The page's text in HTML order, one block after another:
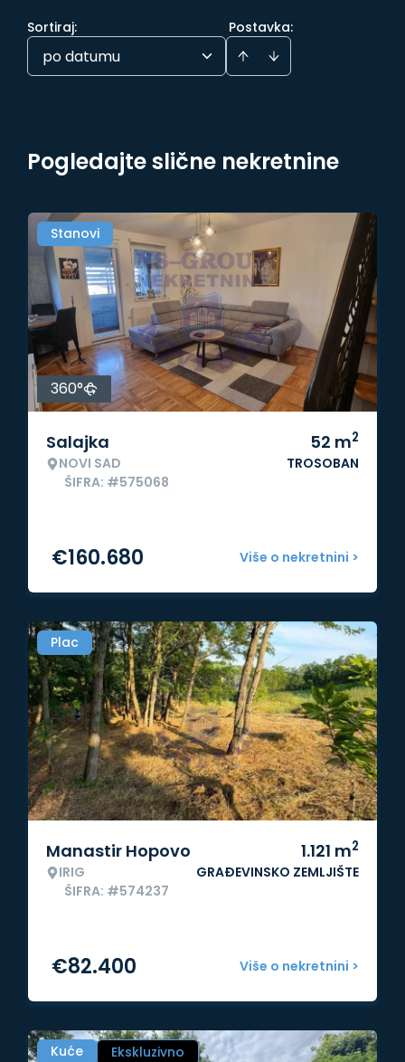
Postavka:
Sortiraj:
po datumu
Pogledajte slične nekretnine
Stanovi
360°
Salajka
NOVI SAD
ŠIFRA: #575068
52 m2
TROSOBAN
Više o nekretnini >
€160.680
Plac
Manastir Hopovo
IRIG
ŠIFRA: #574237
1.121 m2
GRAĐEVINSKO ZEMLJIŠTE
Više o nekretnini >
€82.400
Kuće Ekskluzivno